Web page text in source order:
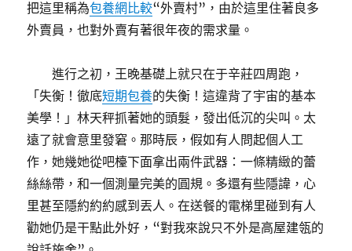
把這里稱為包養網比較“外賣村”，由於這里住著良多
外賣員，也對外賣有著很年夜的需求量。
進行之初，王晚基礎上就只在于辛莊四周跑，
「失衡！徹底短期包養的失衡！這違背了宇宙的基本
美學！」林天秤抓著她的頭髮，發出低沉的尖叫。太
遠了就會意里發窘。那時辰，假如有人問起個人工
作，她幾她從吧檯下面拿出兩件武器：一條精緻的蕾
絲絲帶，和一個測量完美的圓規。多還有些隱諱，心
里甚至隱約約約感到丟人。在送餐的電梯里碰到有人
勸她仍是干點此外好，“對我來說只不外是高屋建瓴的